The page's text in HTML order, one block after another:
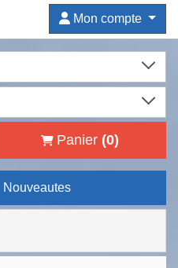
Mon compte
Panier (0)
Nouveautes